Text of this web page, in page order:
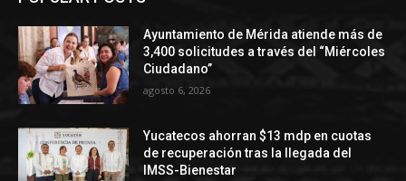
Ayuntamiento de Mérida atiende más de
3,400 solicitudes a través del “Miércoles
Ciudadano”
agosto 6, 2026
Yucatecos ahorran $13 mdp en cuotas
de recuperación tras la llegada del
IMSS-Bienestar